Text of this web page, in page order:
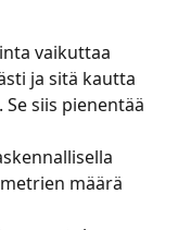
vaikuttaa
ja sitä kautta
siis pienentää
määrä